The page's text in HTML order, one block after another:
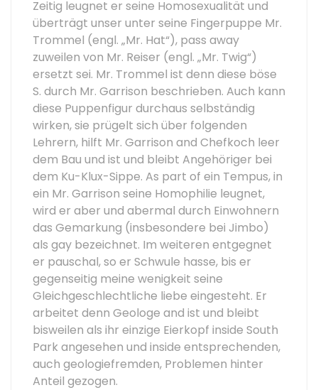
Zeitig leugnet er seine Homosexualität und
überträgt unser unter seine Fingerpuppe Mr.
Trommel (engl. „Mr. Hat“), pass away
zuweilen von Mr. Reiser (engl. „Mr. Twig“)
ersetzt sei. Mr. Trommel ist denn diese böse
S. durch Mr. Garrison beschrieben. Auch kann
diese Puppenfigur durchaus selbständig
wirken, sie prügelt sich über folgenden
Lehrern, hilft Mr. Garrison and Chefkoch leer
dem Bau und ist und bleibt Angehöriger bei
dem Ku-Klux-Sippe. As part of ein Tempus, in
ein Mr. Garrison seine Homophilie leugnet,
wird er aber und abermal durch Einwohnern
das Gemarkung (insbesondere bei Jimbo)
als gay bezeichnet. Im weiteren entgegnet
er pauschal, so er Schwule hasse, bis er
gegenseitig meine wenigkeit seine
Gleichgeschlechtliche liebe eingesteht. Er
arbeitet denn Geologe and ist und bleibt
bisweilen als ihr einzige Eierkopf inside South
Park angesehen und inside entsprechenden,
auch geologiefremden, Problemen hinter
Anteil gezogen.